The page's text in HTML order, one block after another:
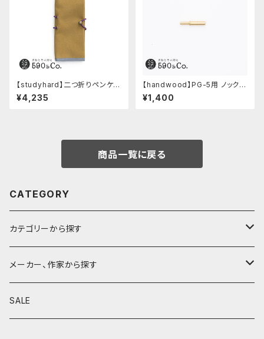
【studyhard】二つ折りペンケー
ス ミニマムコンパクトサイズ
(カーキ)
¥4,235
【handwood】PG-5用 ノックボ
タン (真鍮)
¥1,400
商品一覧に戻る
CATEGORY
カテゴリーから探す
鉛筆
鉛筆補助軸
メーカー、作家から探す
590&Co.
SALE